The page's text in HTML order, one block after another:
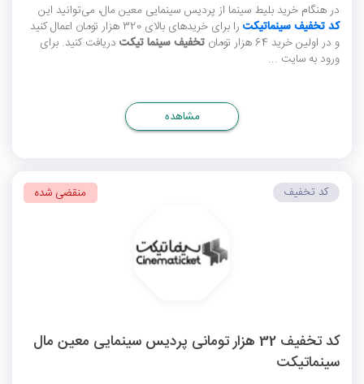
در هنگام خرید بلیط سینما از پردیس سینمایی معین مال، می‌توانید این
کد تخفیف سینماتیکت
را برای خریدهای بالای 320 هزار تومان اعمال کنید
و در اولین خرید 64 هزار تومان
تخفیف سینما تیکت دریافت کنید. برای
ورود به سایت ...
مشاهده
کد تخفیف 32 هزار تومانی پردیس سینمایی معین مال
سینماتیکت
کد تخفیف منقضی شده